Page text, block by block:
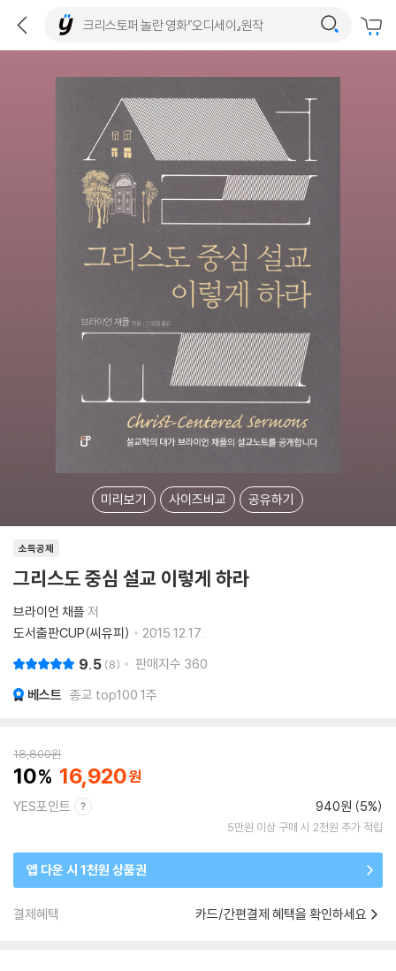
미리보기 사이즈비교 공유하기
소득공제
그리스도 중심 설교 이렇게 하라
브라이언 채플 저
도서출판CUP(씨유피)
2015.12.17.
9.5 8 판매지수 360
베스트 종교 top100 1주
18,800원
10 16,920
YES포인트 940원 (5%)
5만원 이상 구매 시 2천원 추가 적립
앱 다운 시 1천원 상품권
결제혜택 카드/간편결제 혜택을 확인하세요